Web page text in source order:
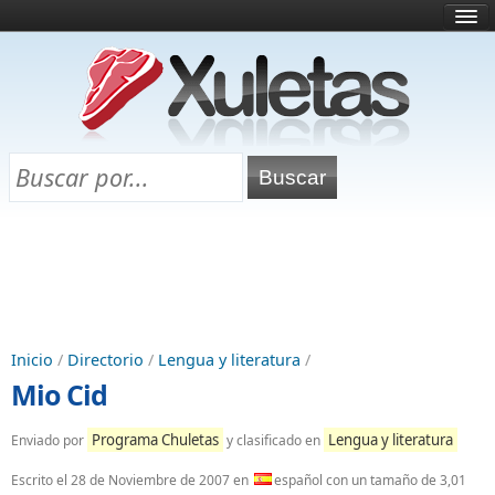
¿Qué es esto?
Directorio
Chuletas para exámenes
Inicio / Directorio / Lengua y literatura /
Mio Cid
Enviado por Programa Chuletas y clasificado en Lengua y literatura
Escrito el 28 de Noviembre de 2007en español con un tamaño de 3,01